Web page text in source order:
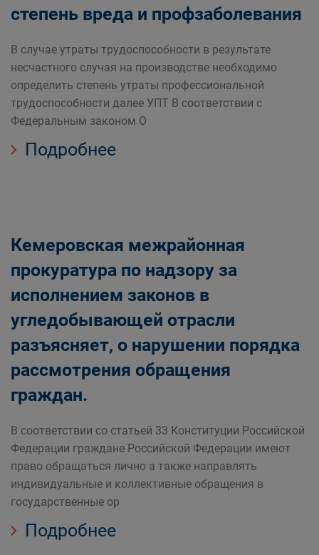
степень вреда и профзаболевания
В случае утраты трудоспособности в результате
несчастного случая на производстве необходимо
определить степень утраты профессиональной
трудоспособности далее УПТ В соответствии с
Федеральным законом О
Подробнее
Кемеровская межрайонная
прокуратура по надзору за
исполнением законов в
угледобывающей отрасли
разъясняет, о нарушении порядка
рассмотрения обращения
граждан.
В соответствии со статьей 33 Конституции Российской
Федерации граждане Российской Федерации имеют
право обращаться лично а также направлять
индивидуальные и коллективные обращения в
государственные ор
Подробнее